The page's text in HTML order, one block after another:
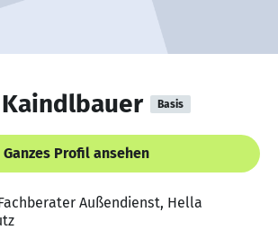
Basis
Ganzes Profil ansehen
Außendienst, Hella